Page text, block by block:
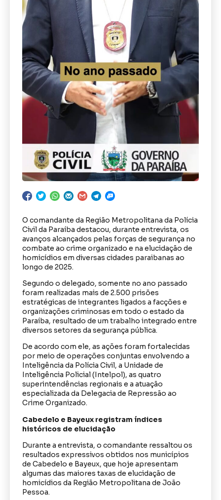
O comandante da Região Metropolitana da Polícia
Civil da Paraíba destacou, durante entrevista, os
avanços alcançados pelas forças de segurança no
combate ao crime organizado e na elucidação de
homicídios em diversas cidades paraibanas ao
longo de 2025.
Segundo o delegado, somente no ano passado
foram realizadas mais de 2.500 prisões
estratégicas de integrantes ligados a facções e
organizações criminosas em todo o estado da
Paraíba, resultado de um trabalho integrado entre
diversos setores da segurança pública.
De acordo com ele, as ações foram fortalecidas
por meio de operações conjuntas envolvendo a
Inteligência da Polícia Civil, a Unidade de
Inteligência Policial (Intelpol), as quatro
superintendências regionais e a atuação
especializada da Delegacia de Repressão ao
Crime Organizado.
Cabedelo e Bayeux registram índices
históricos de elucidação
Durante a entrevista, o comandante ressaltou os
resultados expressivos obtidos nos municípios
de Cabedelo e Bayeux, que hoje apresentam
algumas das maiores taxas de elucidação de
homicídios da Região Metropolitana de João
Pessoa.